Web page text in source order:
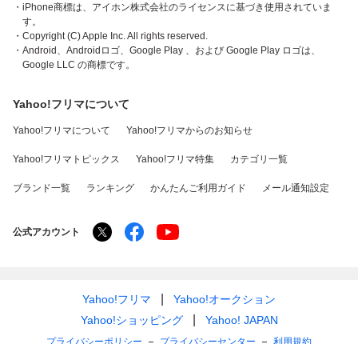
・iPhone商標は、アイホン株式会社のライセンスに基づき使用されていま
す。
・Copyright (C) Apple Inc. All rights reserved.
・Android、Androidロゴ、Google Play 、および Google Play ロゴは、
Google LLC の商標です。
Yahoo!フリマについて
Yahoo!フリマについて Yahoo!フリマからのお知らせ
Yahoo!フリマトピックス Yahoo!フリマ特集 カテゴリ一覧
ブランド一覧 ランキング かんたんご利用ガイド メール通知設定
公式アカウント
Yahoo!フリマ
Yahoo!オークション
Yahoo!ショッピング
Yahoo! JAPAN